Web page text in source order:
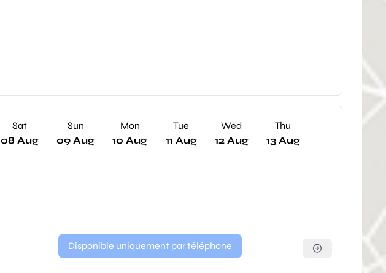
Sat
08 Aug
Sun
09 Aug
Mon
10 Aug
Tue
11 Aug
Wed
12 Aug
Thu
13 Aug
Disponible uniquement par téléphone